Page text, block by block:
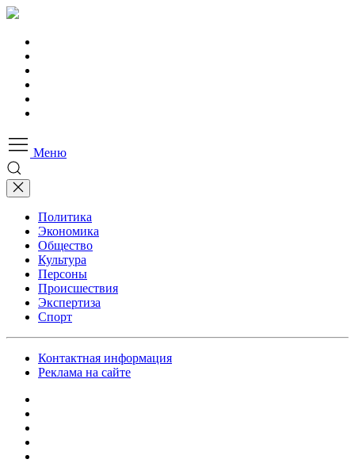
Меню
Политика
Экономика
Общество
Культура
Персоны
Происшествия
Экспертиза
Спорт
Контактная информация
Реклама на сайте